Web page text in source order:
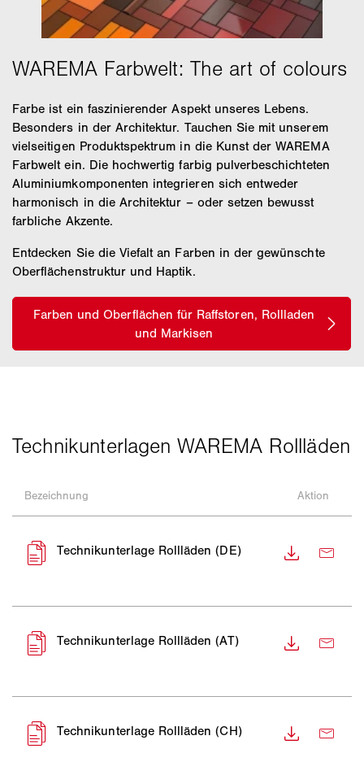
Farbe ist ein faszinierender Aspekt unseres Lebens.
Besonders in der Architektur. Tauchen Sie mit unserem
vielseitigen Produktspektrum in die Kunst der WAREMA
Farbwelt ein. Die hochwertig farbig pulverbeschichteten
Aluminiumkomponenten integrieren sich entweder
harmonisch in die Architektur – oder setzen bewusst
farbliche Akzente.
Entdecken Sie die Viefalt an Farben in der gewünschte
Oberflächenstruktur und Haptik.